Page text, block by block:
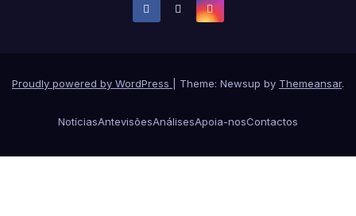
Proudly powered by WordPress Theme: Newsup by Themeansar.
NotíciasAntevisõesAnálisesApoia-nosContactos